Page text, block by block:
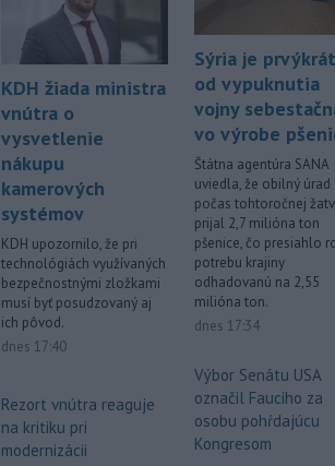
KDH žiada ministra
vnútra o
vysvetlenie
nákupu
kamerových
systémov
KDH upozornilo, že pri
technológiách využívaných
bezpečnostnými zložkami
musí byť posudzovaný aj
ich pôvod.
dnes 17:40
Rezort vnútra reaguje
na kritiku pri
modernizácii
Sýria je prvýkrát
od vypuknutia
vojny
vo výrobe
Štátna agentúra SANA
uviedla, že obilný úrad
počas tohtoročnej
prijal 2,7 milióna ton
pšenice, čo presiahlo
potrebu krajiny
odhadovanú na 2,55
milióna ton.
dnes 17:34
Výbor Senátu USA
označil Fauciho za
osobu pohŕdajúcu
Kongresom